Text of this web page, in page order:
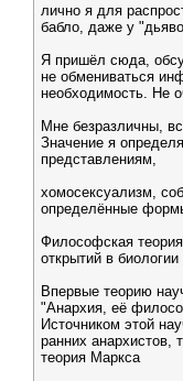
лично я для
бабло, даже у
Я пришёл сюда,
не обмениваться
необходимость. Не
Мне безразличны,
Значение я
представлениям,
хомосексуализм,
определённые
Философская
открытий в
Впервые теорию
"Анархия, её
Источником этой
ранних анархистов,
теория Маркса